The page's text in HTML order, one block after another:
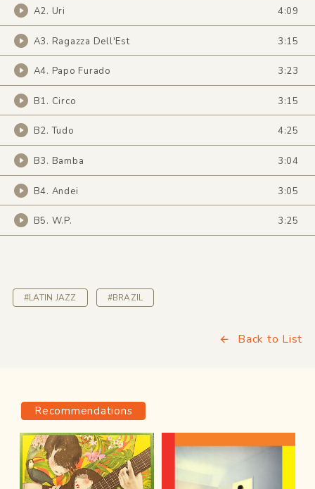
A2. Uri 4:09
A3. Ragazza Dell'Est 3:15
A4. Papo Furado 3:23
B1. Circo 3:15
B2. Tudo 4:25
B3. Bamba 3:04
B4. Andei 3:05
B5. W.P. 3:25
#LATIN JAZZ #BRAZIL
Back to List
Recommendations